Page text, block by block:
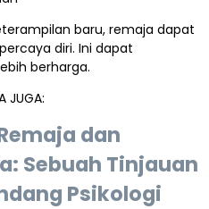
baru, remaja dapat
diri. Ini dapat
berharga.
JUGA:
dan
Sebuah Tinjauan
Psikologi